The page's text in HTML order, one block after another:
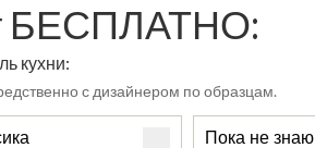
БЕСПЛАТНО:
кухни:
с дизайнером по образцам.
Пока не знаю